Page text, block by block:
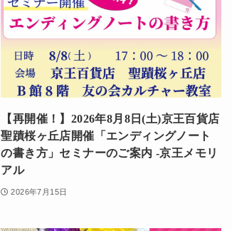
【再開催！】2026年8月8日(土)京王百貨店
聖蹟桜ヶ丘店開催「エンディングノート
の書き方」セミナーのご案内 -京王メモリ
アル
2026年7月15日